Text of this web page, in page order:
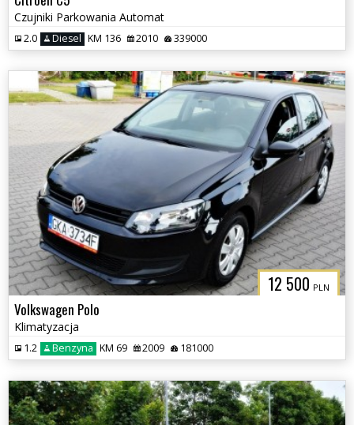
Czujniki Parkowania Automat
2.0 Diesel KM 136 2010 339000
12 500 PLN
Volkswagen Polo
Klimatyzacja
1.2 Benzyna KM 69 2009 181000